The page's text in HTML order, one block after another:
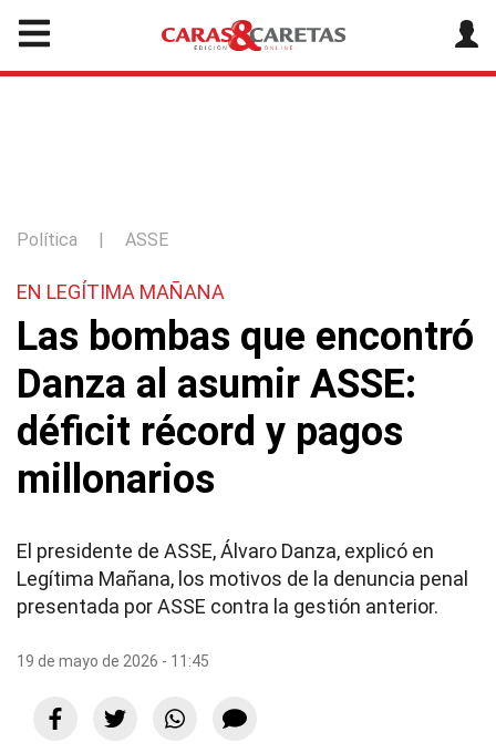
Política | ASSE
EN LEGÍTIMA MAÑANA
Las bombas que encontró
Danza al asumir ASSE:
déficit récord y pagos
millonarios
El presidente de ASSE, Álvaro Danza, explicó en
Legítima Mañana, los motivos de la denuncia penal
presentada por ASSE contra la gestión anterior.
19 de mayo de 2026 - 11:45